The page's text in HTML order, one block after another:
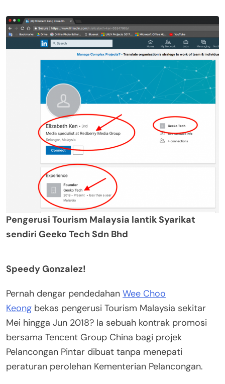
Pengerusi Tourism Malaysia lantik Syarikat
sendiri Geeko Tech Sdn Bhd
Speedy Gonzalez!
Pernah dengar pendedahan Wee Choo
Keong bekas pengerusi Tourism Malaysia sekitar
Mei hingga Jun 2018? Ia sebuah kontrak promosi
bersama Tencent Group China bagi projek
Pelancongan Pintar dibuat tanpa menepati
peraturan perolehan Kementerian Pelancongan.